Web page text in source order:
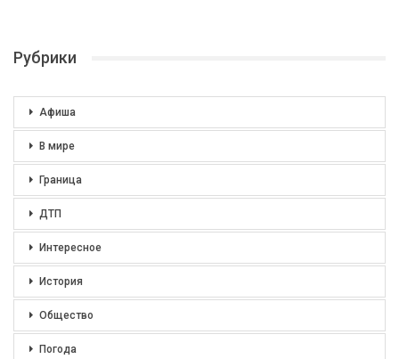
Рубрики
Афиша
В мире
Граница
ДТП
Интересное
История
Общество
Погода